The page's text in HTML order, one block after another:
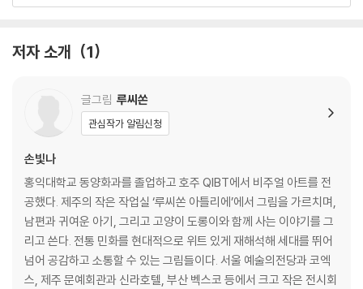
함께 달려주는 친구 <형제해안로 달리기>
여름엔 호캉스를 떠나요 <호캉스>
행복한 고양이 식당입니다 <고양이 식당>
꾸준한 사랑하는 일 <사랑은 비를 타고>
보랏빛 루비 목걸이 <제주 수국>
삼나무처럼 살기 <부부 삼나무>
우리에게 아기가 생긴다면 <말 가족>
머리 쿵, 엄마의 마음 <머리쿵>
당신과 그곳에 살고 싶다 <향설해>
너와 나의 고향 <삼호도>
저자 소개 1
글그림 루씨쏜
관심작가 알림신청
손빛나
홍익대학교 동양화과를 졸업하고 호주 QIBT에서 비주얼 아트를 전
공했다. 제주의 작은 작업실 ‘루씨쏜 아틀리에’에서 그림을 가르치며,
남편과 귀여운 아기, 그리고 고양이 도롱이와 함께 사는 이야기를 그
리고 쓴다. 전통 민화를 현대적으로 위트 있게 재해석해 세대를 뛰어
넘어 공감하고 소통할 수 있는 그림들이다. 서울 예술의전당과 코엑
스, 제주 문예회관과 신라호텔, 부산 벡스코 등에서 크고 작은 전시회